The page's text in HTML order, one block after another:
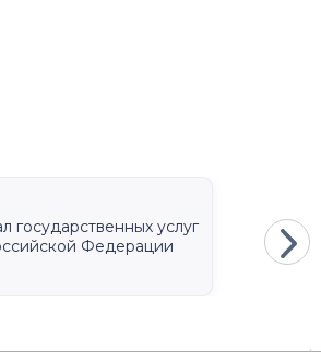
государственных услуг
Федерации